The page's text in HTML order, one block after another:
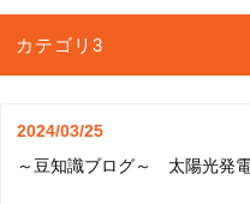
カテゴリ3
2024/03/25
～豆知識ブログ～ 太陽光発